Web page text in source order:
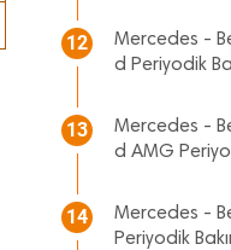
12
Mercedes -
d Periyodik
13
Mercedes -
d AMG
14
Mercedes -
Periyodik